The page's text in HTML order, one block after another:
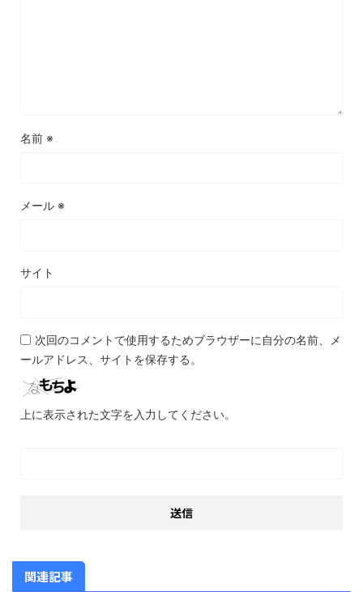
名前 ※
メール ※
サイト
次回のコメントで使用するためブラウザーに自分の名前、メ
ールアドレス、サイトを保存する。
上に表示された文字を入力してください。
関連記事